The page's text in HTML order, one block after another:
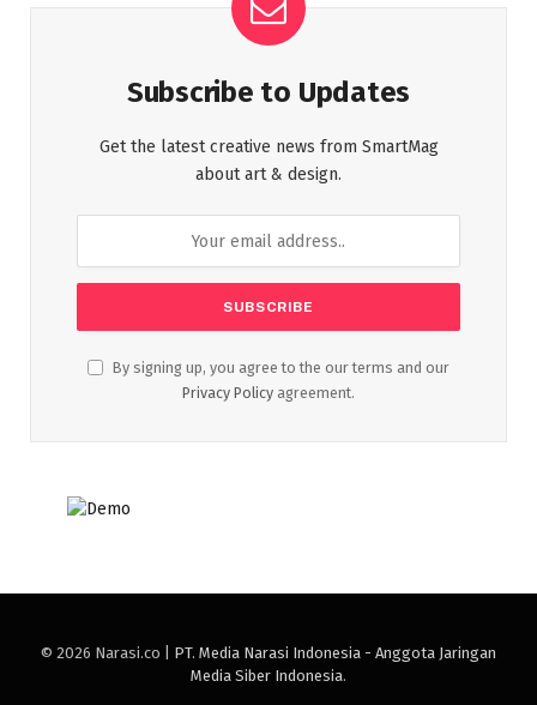
Subscribe to Updates
Get the latest creative news from SmartMag
about art & design.
By signing up, you agree to the our terms and our
Privacy Policy agreement.
© 2026 Narasi.co | PT. Media Narasi Indonesia - Anggota Jaringan
Media Siber Indonesia.